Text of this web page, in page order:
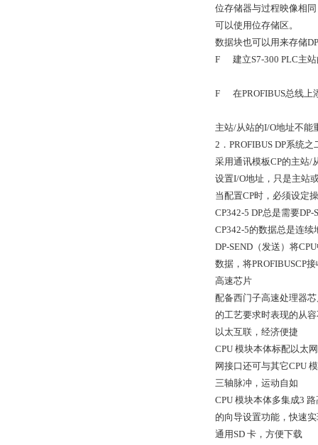
位存储器与过程映像相
可以使用位存储区。
数据块也可以用来存储
F 建立S7-300 PLC主站
F 在PROFIBUS总线上
主站/从站的I/O地址不能
2．PROFIBUS DP系统
采用通讯模板CP的主站/
设置I/O地址，只是主站
当配置CP时，必须设定
CP342-5 DP总是需要
CP342-5的数据总是连
DP-SEND（发送）将
数据，将PROFIBUSCP
高速芯片
配备西门子高速处理器
的工艺要求时表现的从
以太互联，经济便捷
CPU 模块本体标配以太
网接口还可与其它CPU
三轴脉冲，运动自如
CPU 模块本体多集成3
的向导设置功能，快速
通用SD 卡，方便下载